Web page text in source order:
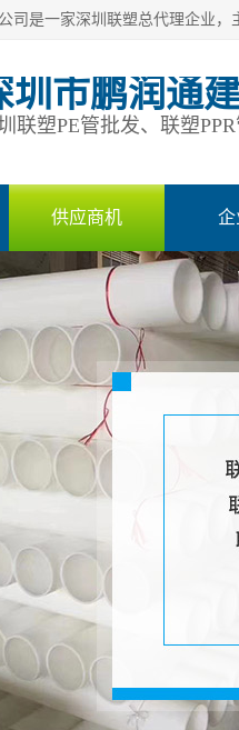
圳市鹏润通
供应商机 企